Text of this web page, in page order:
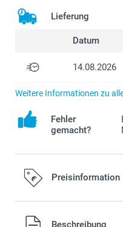
Lieferung
Datum
14.08.2026
Weitere Informationen zu
Fehler
gemacht?
Preisinformation
Alle Preise verstehen sich